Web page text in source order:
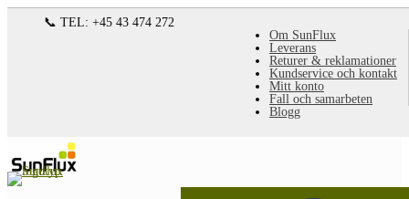
Om SunFlux
Leverans
Returer & reklamationer
Kundservice och kontakt
Mitt konto
Fall och samarbeten
Blogg
📞 TEL: +45 43 474 272